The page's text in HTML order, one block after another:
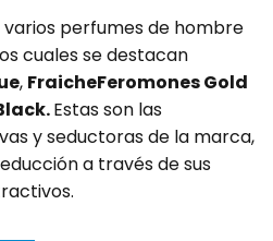
perfumes de hombre
cuales se destacan
, FraicheFeromones Gold
Estas son las
y seductoras de la marca,
a través de sus